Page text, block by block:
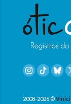
2008-2026 ©